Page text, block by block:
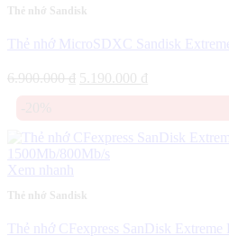
Thẻ nhớ Sandisk
Thẻ nhớ MicroSDXC Sandisk
6.900.000₫ Giá
5.190.000 ₫
5.190.000 ₫.
Xem nhanh
Thẻ nhớ Sandisk
Thẻ nhớ CFexpress SanDisk